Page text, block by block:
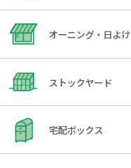
オーニング・日よけ
ストックヤード
宅配ボックス